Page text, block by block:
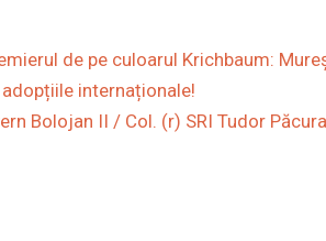
de pe culoarul Krichbaum:
internaționale!
Bolojan II / Col. (r) SRI Tudor